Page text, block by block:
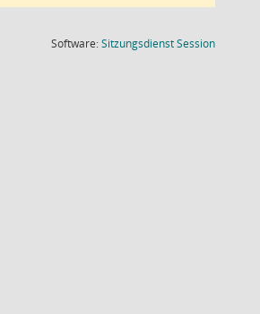
Software:SitzungsdienstSession(Wird in